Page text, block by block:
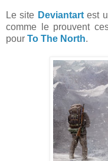
Le site Deviantartest
comme le prouvent
pour To The North.